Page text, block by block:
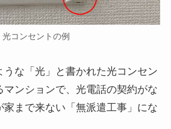
光コンセントの例
うな「光」と書かれた光コンセン
マンションで、光電話の契約がな
家まで来ない「無派遣工事」にな